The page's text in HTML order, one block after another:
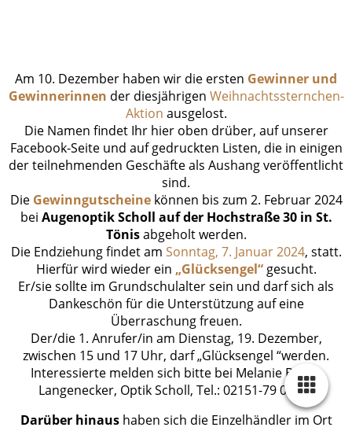
Am 10. Dezember haben wir die ersten Gewinner und
Gewinnerinnen der diesjährigen Weihnachtssternchen-
Aktion ausgelost.
Die Namen findet Ihr hier oben drüber, auf unserer
Facebook-Seite und auf gedruckten Listen, die in einigen
der teilnehmenden Geschäfte als Aushang veröffentlicht
sind.
Die Gewinngutscheinekönnen bis zum 2. Februar 2024
bei Augenoptik Scholl auf der Hochstraße 30 in St.
Tönisabgeholt werden.
Die Endziehung findet am Sonntag, 7. Januar 2024, statt.
Hierfür wird wieder ein „Glücksengel“gesucht.
Er/sie sollte im Grundschulalter sein und darf sich als
Dankeschön für die Unterstützung auf eine
Überraschung freuen.
Der/die 1. Anrufer/in am Dienstag, 19. Dezember,
zwischen 15 und 17 Uhr, darf „Glücksengel “werden.
Interessierte melden sich bitte bei Melanie Barth-
Langenecker, Optik Scholl, Tel.: 02151-79 08 80.
Darüber hinaushaben sich die Einzelhändler im Ort